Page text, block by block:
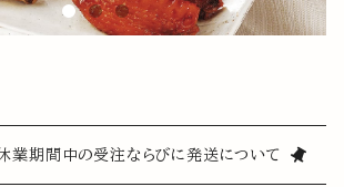
期間中の受注ならびに発送について